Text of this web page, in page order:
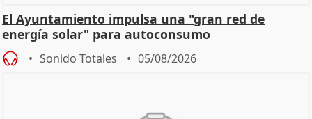
El Ayuntamiento impulsa una "gran red de
energía solar" para autoconsumo
Sonido Totales 05/08/2026